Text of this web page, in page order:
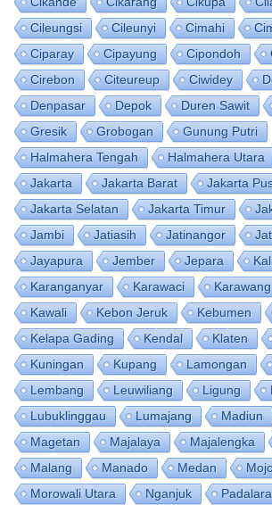
Cileungsi
Cileunyi Cimahi
Ciparay
Cipayung Cipondoh
Cirebon
Citeureup Ciwidey
Denpasar
Depok Duren Sawit
Gresik
Grobogan
Gunung Putri
Halmahera Tengah
Halmahera Utara
Jakarta
Jakarta Barat
Jakarta
Jakarta Selatan
Jakarta Timur
Jambi
Jatiasih Jatinangor
Jayapura
Jember Jepara
Karanganyar
Karawaci Karawang
Kawali
Kebon Jeruk Kebumen
Kelapa Gading
Kendal Klaten
Kuningan
Kupang Lamongan
Lembang
Leuwiliang Ligung
Lubuklinggau
Lumajang Madiun
Magetan
Majalaya Majalengka
Malang
Manado Medan
Morowali Utara
Nganjuk